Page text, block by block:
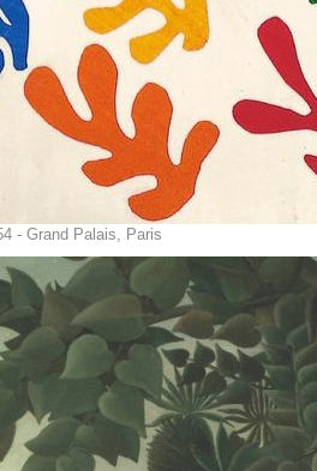
- Grand Palais, Paris